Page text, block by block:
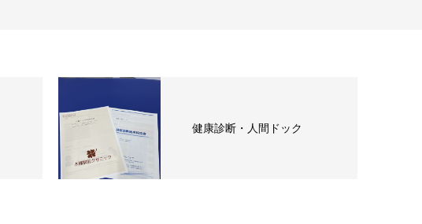
健康診断・人間ドック